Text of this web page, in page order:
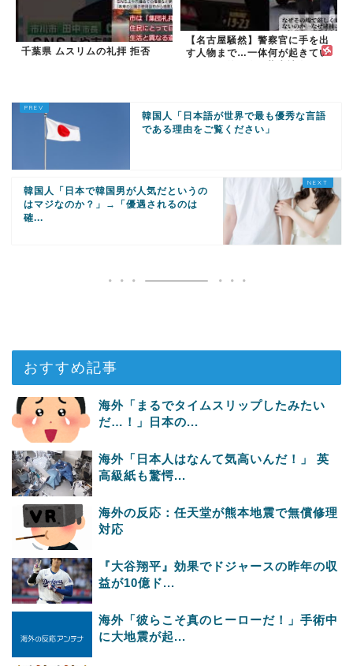
千葉県 ムスリムの礼拝 拒否
【名古屋騒然】警察官に手を出
す人物まで…一体何が起きてい
韓国人「日本語が世界で最も優秀な言語
である理由をご覧ください」
韓国人「日本で韓国男が人気だというの
はマジなのか？」→「優遇されるのは
確...
おすすめ記事
海外「まるでタイムスリップしたみたい
だ…！」日本の...
海外「日本人はなんて気高いんだ！」 英
高級紙も驚愕...
海外の反応：任天堂が熊本地震で無償修理
対応
『大谷翔平』効果でドジャースの昨年の収
益が10億ド...
海外「彼らこそ真のヒーローだ！」手術中
に大地震が起...